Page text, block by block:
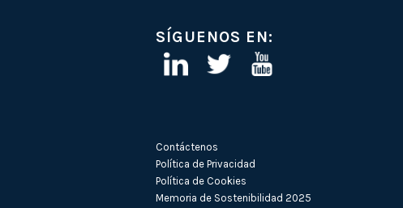
SÍGUENOS EN:
Contáctenos
Política de Privacidad
Política de Cookies
Memoria de Sostenibilidad 2025